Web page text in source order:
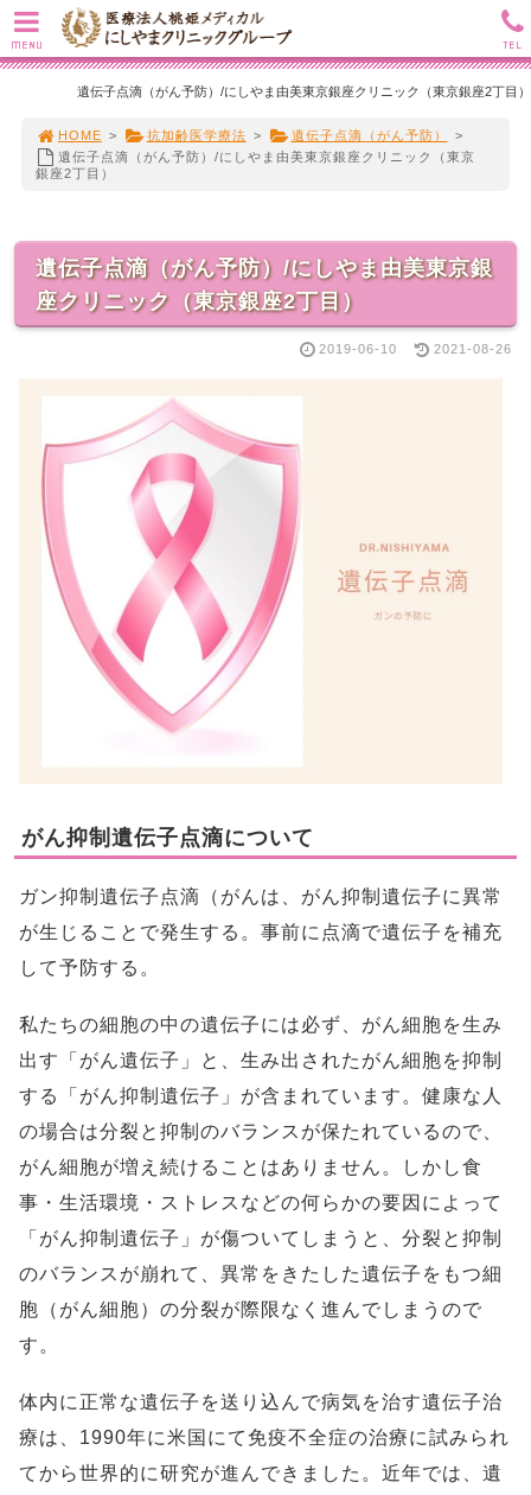
遺伝子点滴（がん予防）/にしやま由美東京銀座クリニック（東京銀座2丁目）
HOME > 抗加齢医学療法 > 遺伝子点滴（がん予防）
>
遺伝子点滴（がん予防）/にしやま由美東京銀座クリニック（東京
銀座2丁目）
遺伝子点滴（がん予防）/にしやま由美東京銀
座クリニック（東京銀座2丁目）
2019-06-10 2021-08-26
がん抑制遺伝子点滴について
ガン抑制遺伝子点滴（がんは、がん抑制遺伝子に異常
が生じることで発生する。事前に点滴で遺伝子を補充
して予防する。
私たちの細胞の中の遺伝子には必ず、がん細胞を生み
出す「がん遺伝子」と、生み出されたがん細胞を抑制
する「がん抑制遺伝子」が含まれています。健康な人
の場合は分裂と抑制のバランスが保たれているので、
がん細胞が増え続けることはありません。しかし食
事・生活環境・ストレスなどの何らかの要因によって
「がん抑制遺伝子」が傷ついてしまうと、分裂と抑制
のバランスが崩れて、異常をきたした遺伝子をもつ細
胞（がん細胞）の分裂が際限なく進んでしまうので
す。
体内に正常な遺伝子を送り込んで病気を治す遺伝子治
療は、1990年に米国にて免疫不全症の治療に試みられ
てから世界的に研究が進んできました。近年では、遺
MENU TEL